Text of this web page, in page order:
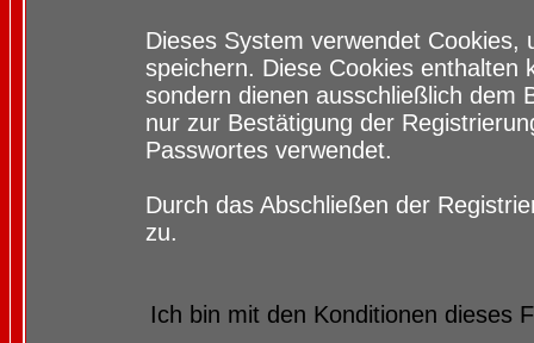
Dieses System verwendet
speichern. Diese Cookies enthalten
sondern dienen ausschließlich dem
nur zur Bestätigung der
Passwortes verwendet.
Durch das Abschließen der
zu.
Ich bin mit den Konditionen dieses